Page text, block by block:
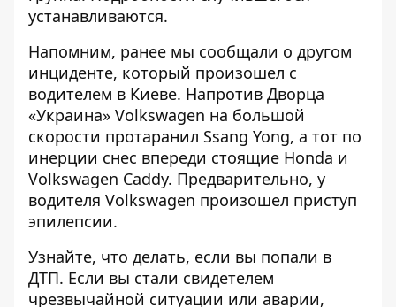
устанавливаются.
Напомним, ранее мы сообщали о другом
инциденте, который произошел с
водителем в Киеве. Напротив Дворца
«Украина» Volkswagen на большой
скорости протаранил Ssang Yong, а тот по
инерции снес впереди стоящие Honda и
Volkswagen Caddy. Предварительно, у
водителя Volkswagen произошел приступ
эпилепсии.
Узнайте, что делать, если вы попали в
ДТП. Если вы стали свидетелем
чрезвычайной ситуации или аварии,